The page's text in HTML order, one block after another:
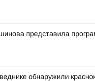
представила
обнаружили